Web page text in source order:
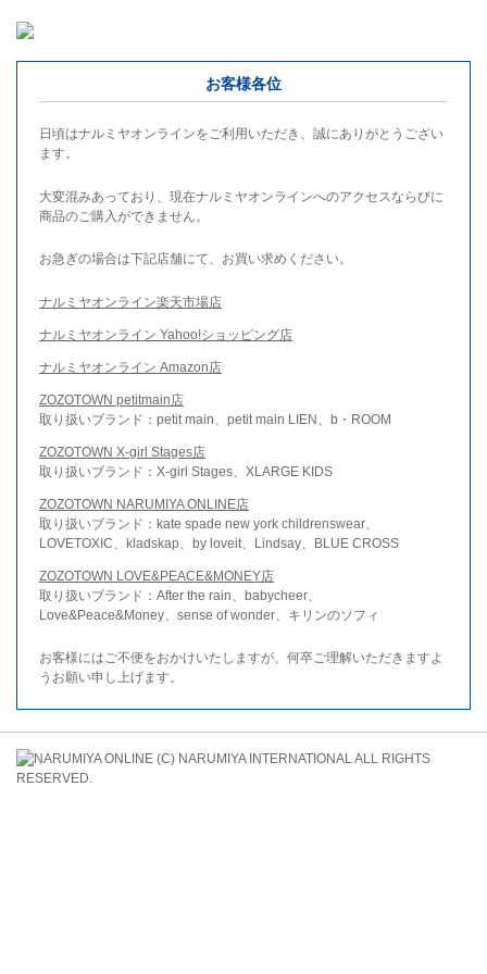
お客様各位
日頃はナルミヤオンラインをご利用いただき、誠にありがとうござい
ます。
大変混みあっており、現在ナルミヤオンラインへのアクセスならびに
商品のご購入ができません。
お急ぎの場合は下記店舗にて、お買い求めください。
ナルミヤオンライン楽天市場店
ナルミヤオンライン Yahoo!ショッピング店
ナルミヤオンライン Amazon店
ZOZOTOWN petitmain店
取り扱いブランド：petit main、petit main LIEN、b・ROOM
ZOZOTOWN X-girl Stages店
取り扱いブランド：X-girl Stages、XLARGE KIDS
ZOZOTOWN NARUMIYA ONLINE店
取り扱いブランド：kate spade new york childrenswear、
LOVETOXIC、kladskap、by loveit、Lindsay、BLUE CROSS
ZOZOTOWN LOVE&PEACE&MONEY店
取り扱いブランド：After the rain、babycheer、
Love&Peace&Money、sense of wonder、キリンのソフィ
お客様にはご不便をおかけいたしますが、何卒ご理解いただきますよ
うお願い申し上げます。